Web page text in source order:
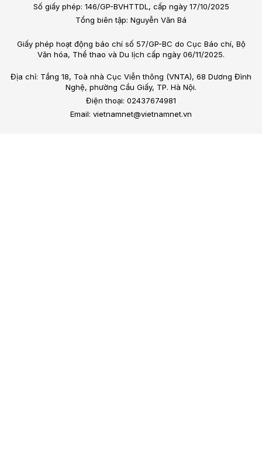
Số giấy phép: 146/GP-BVHTTDL, cấp ngày 17/10/2025
Tổng biên tập: Nguyễn Văn Bá
Giấy phép hoạt động báo chí số 57/GP-BC do Cục Báo chí, Bộ
Văn hóa, Thể thao và Du lịch cấp ngày 06/11/2025.
Địa chỉ: Tầng 18, Toà nhà Cục Viễn thông (VNTA), 68 Dương Đình
Nghệ, phường Cầu Giấy, TP. Hà Nội.
Điện thoại: 02437674981
Email: vietnamnet@vietnamnet.vn